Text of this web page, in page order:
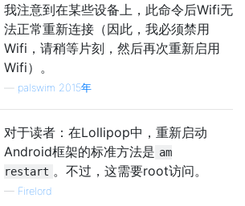
我注意到在某些设备上，此命令后Wifi无
法正常重新连接（因此，我必须禁用
Wifi，请稍等片刻，然后再次重新启用
Wifi）。
palswim 2015年
对于读者：在Lollipop中，重新启动
Android框架的标准方法是 am
restart 。不过，这需要root访问。
— Firelord